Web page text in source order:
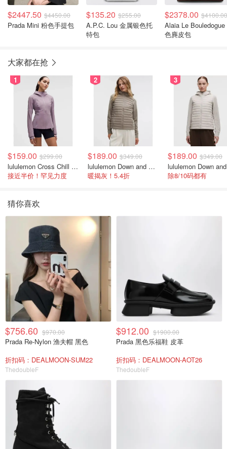
$2447.50 $4450.00
Prada Mini 粉色手提包
$135.20 $255.00
A.P.C. Lou 金属银色托
特包
$2378.00 $4100.00
Alaia Le Bouledogue 棕
色麂皮包
大家都在抢
1
$159.00 $299.00
lululemon Cross Chill 女士运动外套
接近半价！罕见力度
2
$189.00 $349.00
lululemon Down and Around 羽绒夹克
暖揭灰！5.4折
3
$189.00 $349.00
除8/10码都有
猜你喜欢
$756.60 $970.00
Prada Re-Nylon 渔夫帽 黑色
折扣码：DEALMOON-SUM22
ThedoubleF
$912.00 $1900.00
Prada 黑色乐福鞋 皮革
折扣码：DEALMOON-AOT26
ThedoubleF